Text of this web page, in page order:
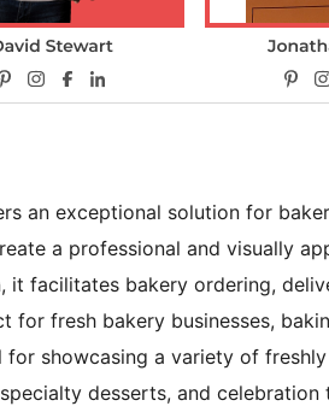
an exceptional solution for
a professional and visually
it facilitates bakery ordering,
for fresh bakery businesses,
for showcasing a variety of
desserts, and